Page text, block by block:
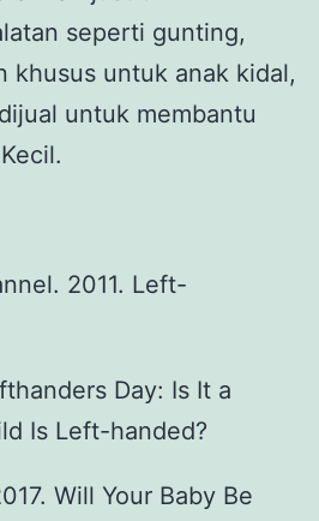
seperti gunting,
khusus untuk anak kidal,
untuk membantu
2011. Left-
Day: Is It a
Is Left-handed?
Will Your Baby Be